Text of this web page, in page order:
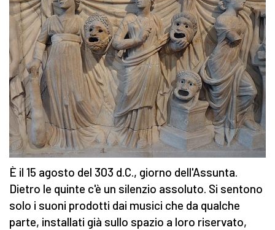
È il 15 agosto del 303 d.C., giorno dell'Assunta.
Dietro le quinte c'è un silenzio assoluto. Si sentono
solo i suoni prodotti dai musici che da qualche
parte, installati già sullo spazio a loro riservato,